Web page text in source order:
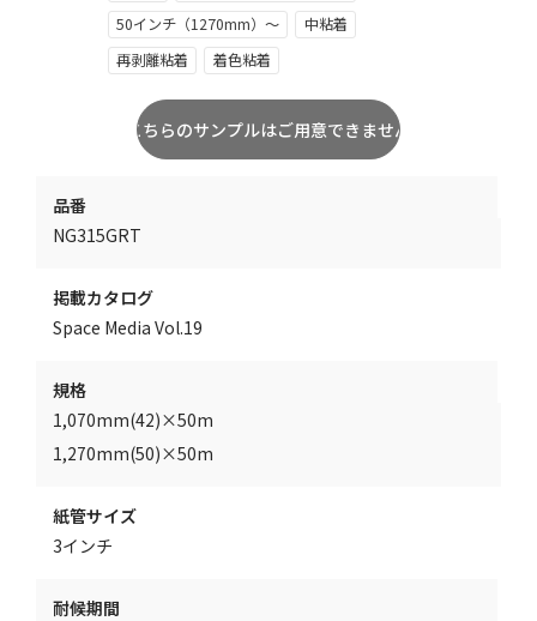
50インチ（1270mm）～
中粘着
再剥離粘着
着色粘着
品番
NG315GRT
掲載カタログ
Space Media Vol.19
規格
1,070mm(42)×50m
1,270mm(50)×50m
紙管サイズ
3インチ
耐候期間